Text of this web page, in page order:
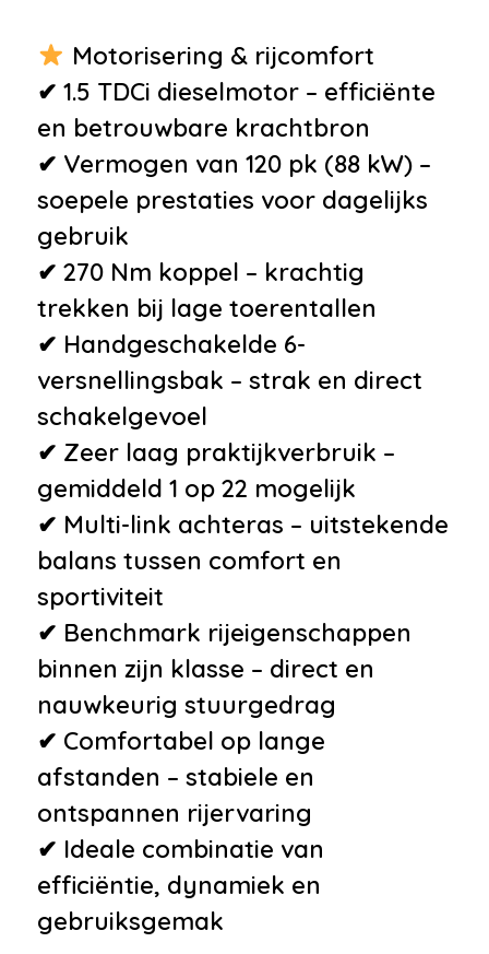
•Airbag(s) hoofd voor
•Airbag(s) side voor
•Airbag bestuurder
•Airbag passagier
•Alarm klasse 1(startblokkering)
•Anti Blokkeer Systeem
•Bandenspanningscontrolesysteem
•Derde remlicht
•Hill hold functie
Overige
•16 inch lichtmetalen velgen 10-
spaaks
•Apple Carplay/Android Auto
Elektrische bedienbare
achterruiten incl. elektrisch
bedienbare kindersloten
Elektrisch verwarmbare
voorruit
•Mistlampen voor
Navigatie-pakket
•Bluetooth
•Lendesteun(en) verstelbaar
Niet in gerookt
•Roetfilter
•Ruitensproeiers/wisserbladen
Motorisering & rijcomfort
✔ 1.5 TDCi dieselmotor – efficiënte
en betrouwbare krachtbron
✔ Vermogen van 120 pk (88 kW) –
soepele prestaties voor dagelijks
gebruik
✔ 270 Nm koppel – krachtig
trekken bij lage toerentallen
✔ Handgeschakelde 6-
versnellingsbak – strak en direct
schakelgevoel
✔ Zeer laag praktijkverbruik –
gemiddeld 1 op 22 mogelijk
✔ Multi-link achteras – uitstekende
balans tussen comfort en
sportiviteit
✔ Benchmark rijeigenschappen
binnen zijn klasse – direct en
nauwkeurig stuurgedrag
✔ Comfortabel op lange
afstanden – stabiele en
ontspannen rijervaring
✔ Ideale combinatie van
efficiëntie, dynamiek en
gebruiksgemak